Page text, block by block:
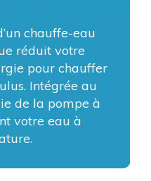
chauffe-eau
réduit votre
pour chauffer
Intégrée au
de la pompe à
votre eau à